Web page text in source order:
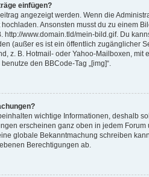
einfügen?
angezeigt werden. Wenn die
Ansonsten musst du zu einem
http://www.domain.tld/mein-bild.gif. Du
(außer es ist ein öffentlich zugänglicher
z. B. Hotmail- oder Yahoo-Mailboxen, mit
den BBCode-Tag „[img]“.
wichtige Informationen, deshalb
erscheinen ganz oben in jedem
globale Bekanntmachung schreiben
Berechtigungen ab.